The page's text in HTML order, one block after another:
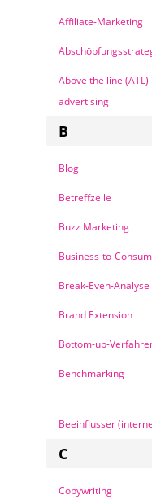
Affiliate-Marketing
Above the line (ATL)
advertising
B
Blog
Betreffzeile
Buzz Marketing
Business-to-
Break-Even-Analyse
Brand Extension
Bottom-up-
Benchmarking
Beeinflusser
C
Copywriting